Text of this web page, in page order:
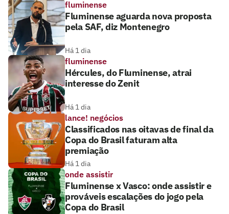
fluminense
Fluminense aguarda nova proposta
pela SAF, diz Montenegro
Há 1 dia
fluminense
Hércules, do Fluminense, atrai
interesse do Zenit
Há 1 dia
lance! negócios
Classificados nas oitavas de final da
Copa do Brasil faturam alta
premiação
Há 1 dia
onde assistir
Fluminense x Vasco: onde assistir e
prováveis escalações do jogo pela
Copa do Brasil